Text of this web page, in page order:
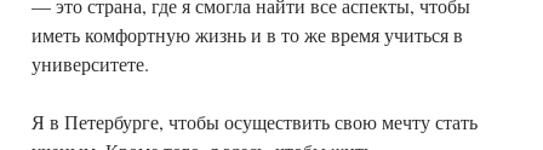
— это страна, где я смогла найти все аспекты, чтобы
иметь комфортную жизнь и в то же время учиться в
университете.
Я в Петербурге, чтобы осуществить свою мечту стать